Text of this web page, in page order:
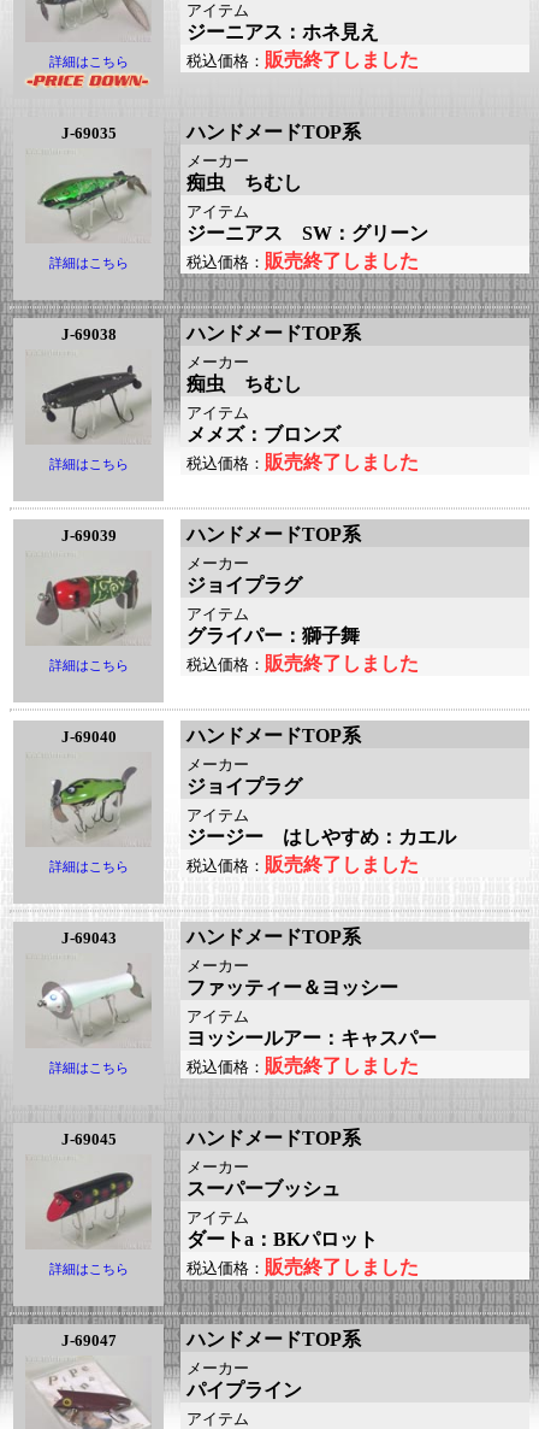
詳細はこちら
アイテム
ジーニアス：ホネ見え
税込価格： 販売終了しました
J-69035
詳細はこちら
ハンドメードTOP系
メーカー
痴虫 ちむし
アイテム
ジーニアス SW：グリーン
税込価格： 販売終了しました
J-69038
詳細はこちら
ハンドメードTOP系
メーカー
痴虫 ちむし
アイテム
メメズ：ブロンズ
税込価格： 販売終了しました
J-69039
詳細はこちら
ハンドメードTOP系
メーカー
ジョイプラグ
アイテム
グライパー：獅子舞
税込価格： 販売終了しました
J-69040
詳細はこちら
ハンドメードTOP系
メーカー
ジョイプラグ
アイテム
ジージー はしやすめ：カエル
税込価格： 販売終了しました
J-69043
詳細はこちら
ハンドメードTOP系
メーカー
ファッティー＆ヨッシー
アイテム
ヨッシールアー：キャスパー
税込価格： 販売終了しました
J-69045
詳細はこちら
ハンドメードTOP系
メーカー
スーパーブッシュ
アイテム
ダートa：BKパロット
税込価格： 販売終了しました
J-69047 ハンドメードTOP系
メーカー
パイプライン
アイテム